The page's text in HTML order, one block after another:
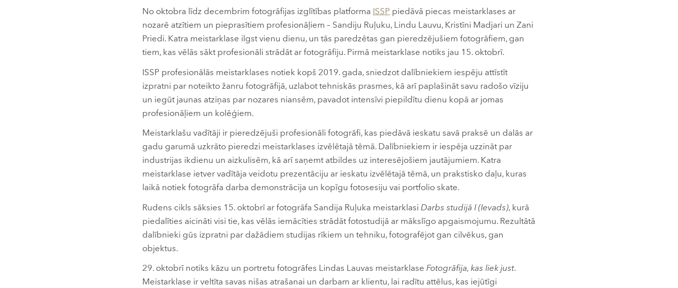
No oktobra līdz decembrim fotogrāfijas izglītības platforma ISSP piedāvā piecas meistarklases ar
nozarē atzītiem un pieprasītiem profesionāļiem – Sandiju Ruļuku, Lindu Lauvu, Kristīni Madjari un Zani
Priedi. Katra meistarklase ilgst vienu dienu, un tās paredzētas gan pieredzējušiem fotogrāfiem, gan
tiem, kas vēlās sākt profesionāli strādāt ar fotogrāfiju. Pirmā meistarklase notiks jau 15. oktobrī.
ISSP profesionālās meistarklases notiek kopš 2019. gada, sniedzot dalībniekiem iespēju attīstīt
izpratni par noteikto žanru fotogrāfijā, uzlabot tehniskās prasmes, kā arī paplašināt savu radošo vīziju
un iegūt jaunas atziņas par nozares niansēm, pavadot intensīvi piepildītu dienu kopā ar jomas
profesionāļiem un kolēģiem.
Meistarklašu vadītāji ir pieredzējuši profesionāli fotogrāfi, kas piedāvā ieskatu savā praksē un dalās ar
gadu garumā uzkrāto pieredzi meistarklases izvēlētajā tēmā. Dalībniekiem ir iespēja uzzināt par
industrijas ikdienu un aizkulisēm, kā arī saņemt atbildes uz interesējošiem jautājumiem. Katra
meistarklase ietver vadītāja veidotu prezentāciju ar ieskatu izvēlētajā tēmā, un prakstisko daļu, kuras
laikā notiek fotogrāfa darba demonstrācija un kopīgu fotosesiju vai portfolio skate.
Rudens cikls sāksies 15. oktobrī ar fotogrāfa Sandija Ruļuka meistarklasi Darbs studijā I (Ievads), kurā
piedalīties aicināti visi tie, kas vēlās iemācīties strādāt fotostudijā ar mākslīgo apgaismojumu. Rezultātā
dalībnieki gūs izpratni par dažādiem studijas rīkiem un tehniku, fotografējot gan cilvēkus, gan
objektus.
29. oktobrī notiks kāzu un portretu fotogrāfes Lindas Lauvas meistarklase Fotogrāfija, kas liek just.
Meistarklase ir veltīta savas nišas atrašanai un darbam ar klientu, lai radītu attēlus, kas iejūtīgi